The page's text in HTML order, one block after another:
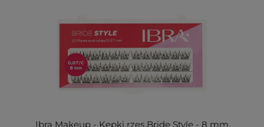
Ibra Makeup - Kępki rzęs Bride Style - 8 mm